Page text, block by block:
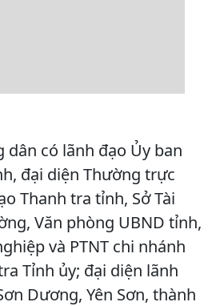
dân có lãnh đạo Ủy ban
đại diện Thường trực
Thanh tra tỉnh, Sở Tài
Văn phòng UBND tỉnh,
và PTNT chi nhánh
Tỉnh ủy; đại diện lãnh
Dương, Yên Sơn, thành